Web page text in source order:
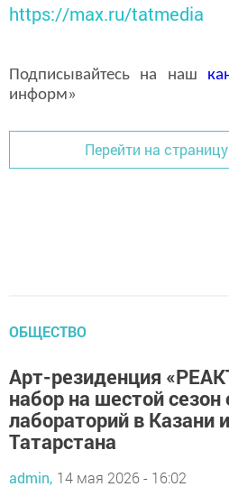
https://max.ru/tatmedia
Подписывайтесь на наш
информ»
Перейти на
ОБЩЕСТВО
Арт-резиденция
набор на шестой
лабораторий в Казани
Татарстана
admin, 14 мая 2026 - 16:02